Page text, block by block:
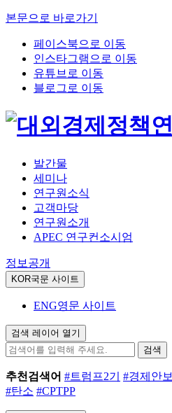
본문으로 바로가기
페이스북으로 이동
인스타그램으로 이동
유튜브로 이동
블로그로 이동
발간물
세미나
연구원소식
고객마당
연구원소개
APEC 연구컨소시엄
정보공개
KOR국문 사이트
ENG영문 사이트
검색 레이어 열기
검색
추천검색어 #트럼프2기 #경제안보
#탄소 #CPTPP